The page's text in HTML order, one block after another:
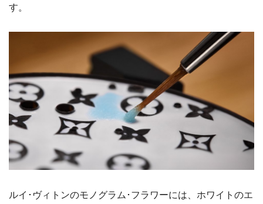
す。
ルイ･ヴィトンのモノグラム･フラワーには、ホワイトのエ